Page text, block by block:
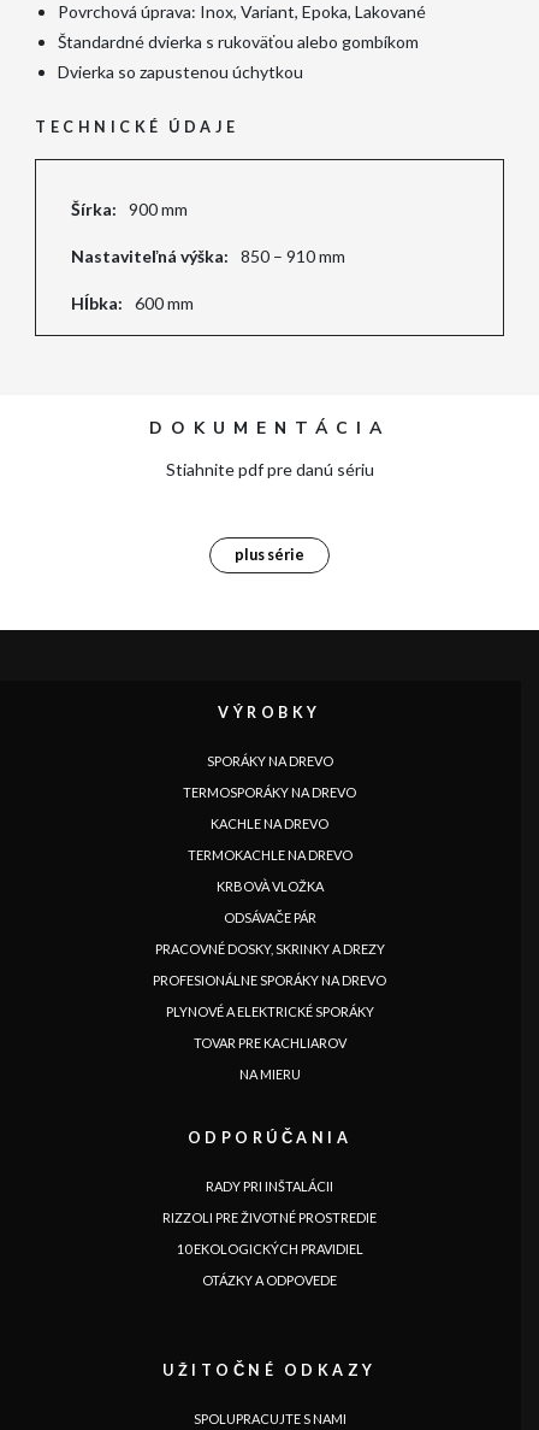
EN |ES |SE | SK | CZ |
Povrchová úprava: Inox, Variant, Epoka, Lakované
Štandardné dvierka s rukoväťou alebo gombíkom
Dvierka so zapustenou úchytkou
TECHNICKÉ ÚDAJE
Šírka: 900 mm
Nastaviteľná výška: 850 – 910 mm
Hĺbka: 600 mm
DOKUMENTÁCIA
Stiahnite pdf pre danú sériu
plus série
VÝROBKY
SPORÁKY NA DREVO
TERMOSPORÁKY NA DREVO
KACHLE NA DREVO
TERMOKACHLE NA DREVO
KRBOVÀ VLOŽKA
ODSÁVAČE PÁR
PRACOVNÉ DOSKY, SKRINKY A DREZY
PROFESIONÁLNE SPORÁKY NA DREVO
PLYNOVÉ A ELEKTRICKÉ SPORÁKY
TOVAR PRE KACHLIAROV
NA MIERU
ODPORÚČANIA
RADY PRI INŠTALÁCII
RIZZOLI PRE ŽIVOTNÉ PROSTREDIE
10 EKOLOGICKÝCH PRAVIDIEL
OTÁZKY A ODPOVEDE
UŽITOČNÉ ODKAZY
SPOLUPRACUJTE S NAMI